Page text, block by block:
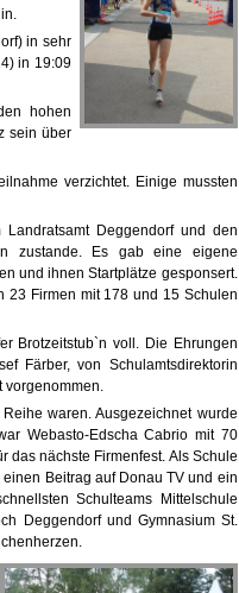
in sehr
in 19:09
hohen
sein über
verzichtet. Einige mussten
Deggendorf und den
zustande. Es gab eine eigene
und ihnen Startplätze gesponsert.
23 Firmen mit 178 und 15 Schulen
Brotzeitstub`n voll. Die Ehrungen
Färber, von Schulamtsdirektorin
vorgenommen.
waren. Ausgezeichnet wurde
Webasto-Edscha Cabrio mit 70
das nächste Firmenfest. Als Schule
Beitrag auf Donau TV und ein
Schulteams Mittelschule
Deggendorf und Gymnasium St.